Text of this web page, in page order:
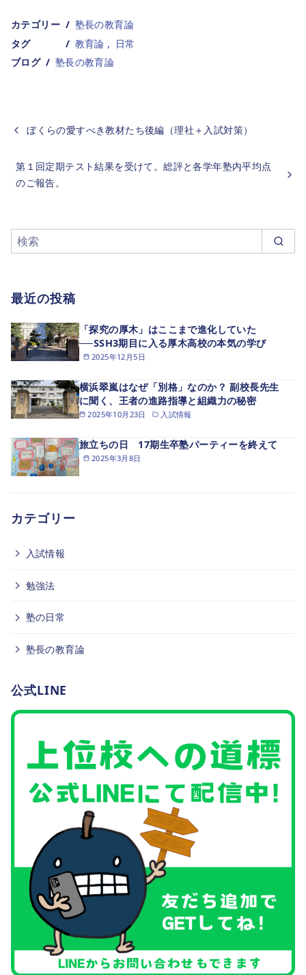
カテゴリー
塾長の教育論
タグ
教育論
日常
ブログ
塾長の教育論
ぼくらの愛すべき教材たち後編（理社＋入試対策）
第１回定期テスト結果を受けて。総評と各学年塾内平均点
のご報告。
最近の投稿
2025年12月5日
「探究の厚木」はここまで進化していた
──SSH3期目に入る厚木高校の本気の学び
2025年10月23日 入試情報
横浜翠嵐はなぜ「別格」なのか？ 副校長先生
に聞く、王者の進路指導と組織力の秘密
2025年3月8日
旅立ちの日 17期生卒塾パーティーを終えて
カテゴリー
入試情報
勉強法
塾の日常
塾長の教育論
公式LINE